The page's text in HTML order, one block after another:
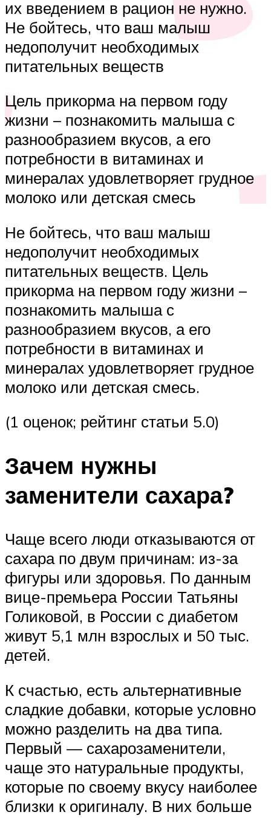
их введением в рацион не нужно.
Не бойтесь, что ваш малыш
недополучит необходимых
питательных веществ
Цель прикорма на первом году
жизни – познакомить малыша с
разнообразием вкусов, а его
потребности в витаминах и
минералах удовлетворяет грудное
молоко или детская смесь
Не бойтесь, что ваш малыш
недополучит необходимых
питательных веществ. Цель
прикорма на первом году жизни –
познакомить малыша с
разнообразием вкусов, а его
потребности в витаминах и
минералах удовлетворяет грудное
молоко или детская смесь.
(1 оценок; рейтинг статьи 5.0)
Зачем нужны
заменители сахара?
Чаще всего люди отказываются от
сахара по двум причинам: из-за
фигуры или здоровья. По данным
вице-премьера России Татьяны
Голиковой, в России с диабетом
живут 5,1 млн взрослых и 50 тыс.
детей.
К счастью, есть альтернативные
сладкие добавки, которые условно
можно разделить на два типа.
Первый — сахарозаменители,
чаще это натуральные продукты,
которые по своему вкусу наиболее
близки к оригиналу. В них больше